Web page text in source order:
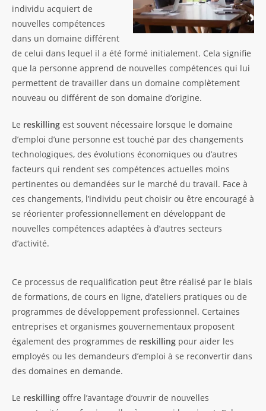
individu acquiert de
nouvelles compétences
dans un domaine différent
de celui dans lequel il a été formé initialement. Cela signifie
que la personne apprend de nouvelles compétences qui lui
permettent de travailler dans un domaine complètement
nouveau ou différent de son domaine d’origine.
Le reskilling est souvent nécessaire lorsque le domaine
d’emploi d’une personne est touché par des changements
technologiques, des évolutions économiques ou d’autres
facteurs qui rendent ses compétences actuelles moins
pertinentes ou demandées sur le marché du travail. Face à
ces changements, l’individu peut choisir ou être encouragé à
se réorienter professionnellement en développant de
nouvelles compétences adaptées à d’autres secteurs
d’activité.
Ce processus de requalification peut être réalisé par le biais
de formations, de cours en ligne, d’ateliers pratiques ou de
programmes de développement professionnel. Certaines
entreprises et organismes gouvernementaux proposent
également des programmes de reskilling pour aider les
employés ou les demandeurs d’emploi à se reconvertir dans
des domaines en demande.
Le reskilling offre l’avantage d’ouvrir de nouvelles